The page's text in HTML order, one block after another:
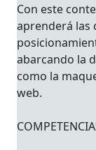
Con este
aprenderá las
abarcando la
como la
web.